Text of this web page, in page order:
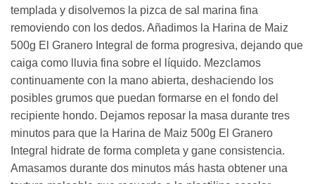
templada y disolvemos la pizca de sal marina fina
removiendo con los dedos. Añadimos la Harina de Maiz
500g El Granero Integral de forma progresiva, dejando que
caiga como lluvia fina sobre el líquido. Mezclamos
continuamente con la mano abierta, deshaciendo los
posibles grumos que puedan formarse en el fondo del
recipiente hondo. Dejamos reposar la masa durante tres
minutos para que la Harina de Maiz 500g El Granero
Integral hidrate de forma completa y gane consistencia.
Amasamos durante dos minutos más hasta obtener una